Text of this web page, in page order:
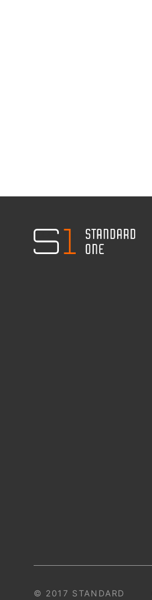
044 499 22 25
© 2017 STANDARD